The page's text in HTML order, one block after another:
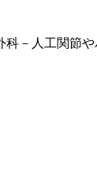
－人工関節